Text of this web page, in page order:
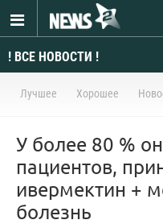
! ВСЕ НОВОСТИ !
Лучшее Хорошее
У более 80 %
пациентов,
ивермектин +
болезнь